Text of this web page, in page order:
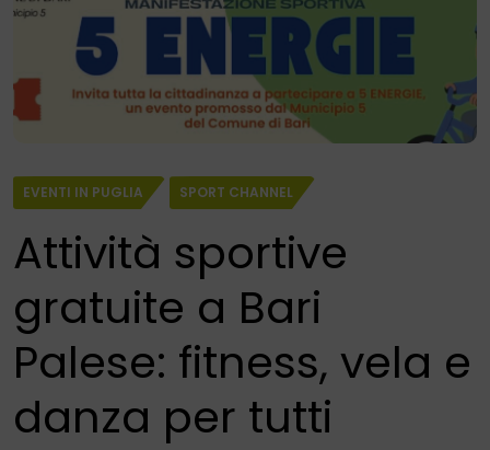
EVENTI IN PUGLIA SPORT CHANNEL
Attività sportive
gratuite a Bari
Palese: fitness, vela e
danza per tutti